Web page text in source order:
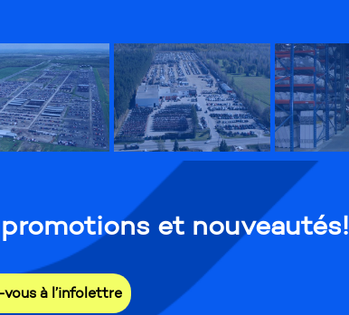
et nouveautés!
à l’infolettre